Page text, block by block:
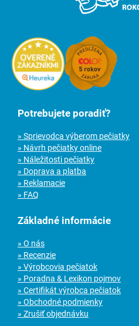
Potrebujete poradiť?
» Sprievodca výberom pečiatky
» Návrh pečiatky online
» Náležitosti pečiatky
» Doprava a platba
» Reklamacie
» FAQ
Základné informácie
» O nás
» Recenzie
» Výrobcovia pečiatok
» Poradna & Lexikon pojmov
» Certifikát výrobca pečiatok
» Obchodné podmienky
» Zrušiť objednávku